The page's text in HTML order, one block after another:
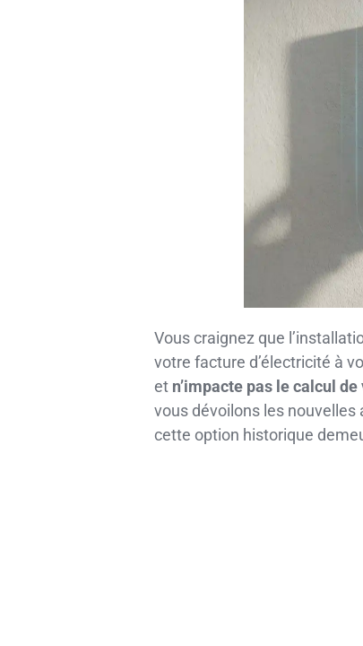
Vous craignez que
votre facture d’électricité à
et n’impacte pas le calcul
vous dévoilons les
cette option historique